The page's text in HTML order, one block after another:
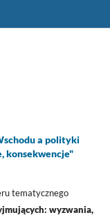
a polityki
konsekwencje"
tematycznego
wyzwania,